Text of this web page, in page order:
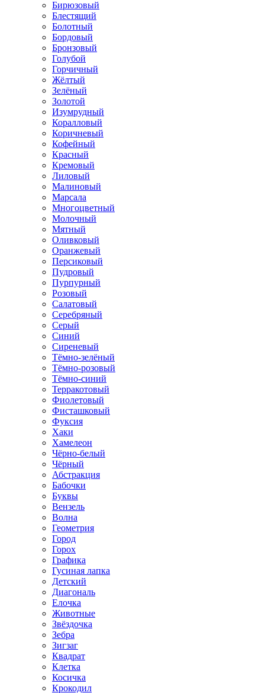
Бирюзовый
Блестящий
Болотный
Бордовый
Бронзовый
Голубой
Горчичный
Жёлтый
Зелёный
Золотой
Изумрудный
Коралловый
Коричневый
Кофейный
Красный
Кремовый
Лиловый
Малиновый
Марсала
Многоцветный
Молочный
Мятный
Оливковый
Оранжевый
Персиковый
Пудровый
Пурпурный
Розовый
Салатовый
Серебряный
Серый
Синий
Сиреневый
Тёмно-зелёный
Тёмно-розовый
Тёмно-синий
Терракотовый
Фиолетовый
Фисташковый
Фуксия
Хаки
Хамелеон
Чёрно-белый
Чёрный
Абстракция
Бабочки
Буквы
Вензель
Волна
Геометрия
Город
Горох
Графика
Гусиная лапка
Детский
Диагональ
Елочка
Животные
Звёздочка
Зебра
Зигзаг
Квадрат
Клетка
Косичка
Крокодил